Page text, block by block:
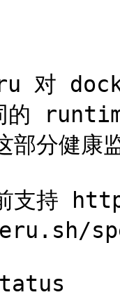
对
的
部分健康
前支持